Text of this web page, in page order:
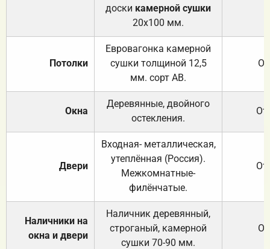
доски камерной сушки
20х100 мм.
Потолки
Евровагонка камерной
сушки толщиной 12,5
мм. сорт АВ.
Окна
Деревянные, двойного
остекления.
Двери
Входная- металлическая,
утеплённая (Россия).
Межкомнатные-
филёнчатые.
Наличники на
окна и двери
Наличник деревянный,
строганый, камерной
сушки 70-90 мм.